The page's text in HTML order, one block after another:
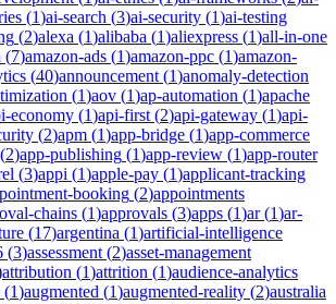
(1)ai-search (3)ai-security (1)ai-testing
(2)alexa (1)alibaba (1)aliexpress (1)all-in-one
(7)amazon-ads (1)amazon-ppc (1)amazon-
(40)announcement (1)anomaly-detection
(1)aov (1)ap-automation (1)apache
economy (1)api-first (2)api-gateway (1)api-
(2)apm (1)app-bridge (1)app-commerce
(2)app-publishing (1)app-review (1)app-router
(3)appi (1)apple-pay (1)applicant-tracking
booking (2)appointments
chains (1)approvals (3)apps (1)ar(1)ar-
(17)argentina (1)artificial-intelligence
(3)assessment (2)asset-management
attribution (1)attrition (1)audience-analytics
(1)augmented (1)augmented-reality (2)australia